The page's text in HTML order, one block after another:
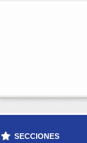
SECCIONES